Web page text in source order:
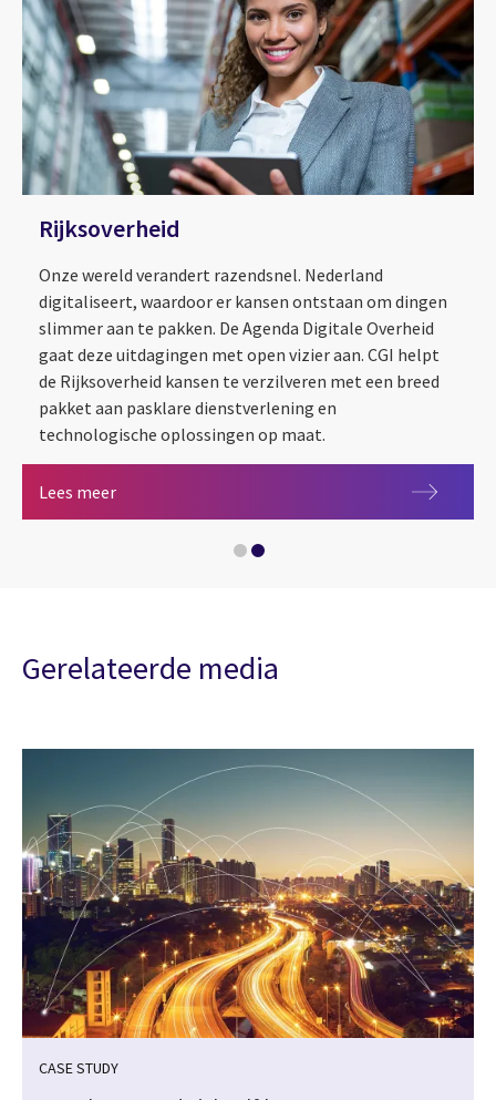
Rijksoverheid
Onze wereld verandert razendsnel. Nederland
digitaliseert, waardoor er kansen ontstaan om dingen
slimmer aan te pakken. De Agenda Digitale Overheid
gaat deze uitdagingen met open vizier aan. CGI helpt
de Rijksoverheid kansen te verzilveren met een breed
pakket aan pasklare dienstverlening en
technologische oplossingen op maat.
Lees meerRijksoverheid
Gerelateerde media
CASE STUDY